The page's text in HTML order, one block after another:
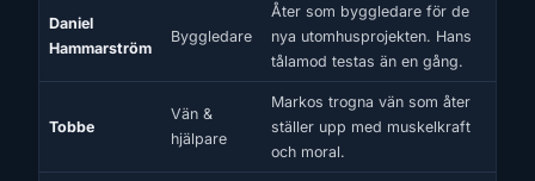
Daniel
Hammarström
Byggledare
Åter som byggledare för de
nya utomhusprojekten. Hans
tålamod testas än en gång.
Tobbe
Vän &
hjälpare
Markos trogna vän som åter
ställer upp med muskelkraft
och moral.